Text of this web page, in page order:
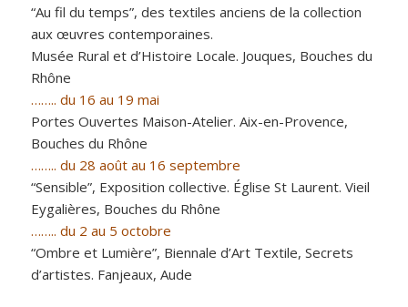
“Au fil du temps”, des textiles anciens de la collection
aux œuvres contemporaines.
Musée Rural et d’Histoire Locale. Jouques, Bouches du
Rhône
…….. du 16 au 19 mai
Portes Ouvertes Maison-Atelier. Aix-en-Provence,
Bouches du Rhône
…….. du 28 août au 16 septembre
“Sensible”, Exposition collective. Église St Laurent. Vieil
Eygalières, Bouches du Rhône
…….. du 2 au 5 octobre
“Ombre et Lumière”, Biennale d’Art Textile, Secrets
d’artistes. Fanjeaux, Aude